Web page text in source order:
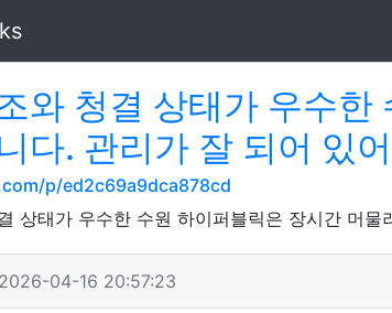
와 청결 상태가 우수
다. 관리가 잘 되어 있
p/ed2c69a9dca878cd
상태가 우수한 수원 하이퍼블릭은 장시간 머
04-16 20:57:23